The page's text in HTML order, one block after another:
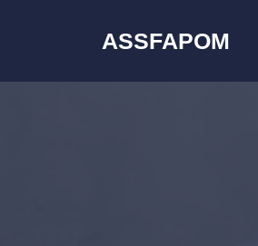
conteúdo
ASSFAPOM